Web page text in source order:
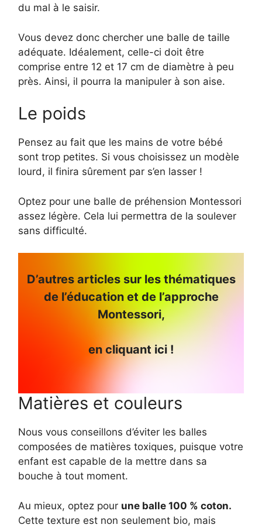
du mal à le saisir.
Vous devez donc chercher une balle de taille
adéquate. Idéalement, celle-ci doit être
comprise entre 12 et 17 cm de diamètre à peu
près. Ainsi, il pourra la manipuler à son aise.
Le poids
Pensez au fait que les mains de votre bébé
sont trop petites. Si vous choisissez un modèle
lourd, il finira sûrement par s’en lasser !
Optez pour une balle de préhension Montessori
assez légère. Cela lui permettra de la soulever
sans difficulté.
D’autres articles sur les thématiques
de l’éducation et de l’approche
Montessori,
en cliquant ici !
Matières et couleurs
Nous vous conseillons d’éviter les balles
composées de matières toxiques, puisque votre
enfant est capable de la mettre dans sa
bouche à tout moment.
Au mieux, optez pour une balle 100 % coton.
Cette texture est non seulement bio, mais